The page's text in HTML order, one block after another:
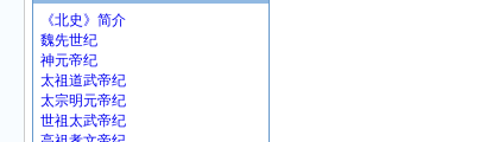
《北史》简介
魏先世纪
神元帝纪
太祖道武帝纪
太宗明元帝纪
世祖太武帝纪